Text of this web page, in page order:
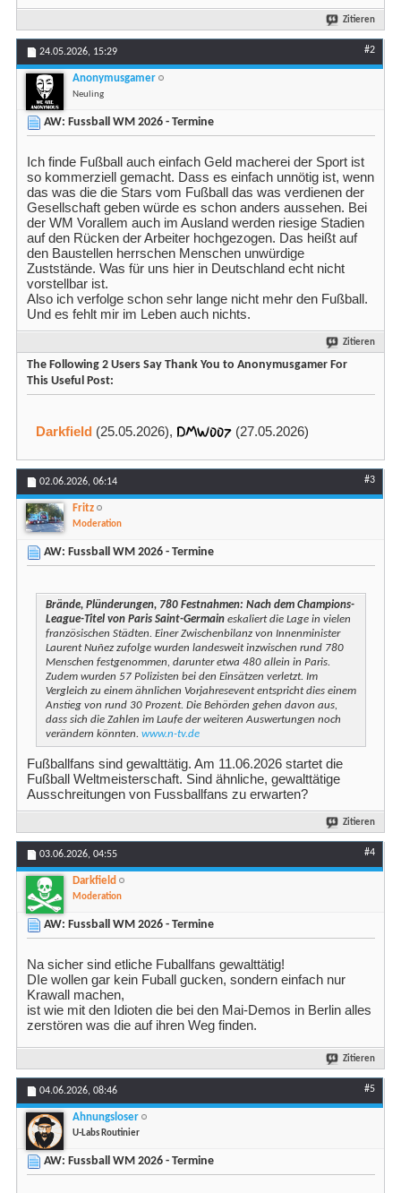
Zitieren
24.05.2026, 15:29 #2
Anonymusgamer
Neuling
AW: Fussball WM 2026 - Termine
Ich finde Fußball auch einfach Geld macherei der Sport ist
so kommerziell gemacht. Dass es einfach unnötig ist, wenn
das was die die Stars vom Fußball das was verdienen der
Gesellschaft geben würde es schon anders aussehen. Bei
der WM Vorallem auch im Ausland werden riesige Stadien
auf den Rücken der Arbeiter hochgezogen. Das heißt auf
den Baustellen herrschen Menschen unwürdige
Zuststände. Was für uns hier in Deutschland echt nicht
vorstellbar ist.
Also ich verfolge schon sehr lange nicht mehr den Fußball.
Und es fehlt mir im Leben auch nichts.
Zitieren
The Following 2 Users Say Thank You to Anonymusgamer For
This Useful Post:
Darkfield (25.05.2026), DMW007 (27.05.2026)
02.06.2026, 06:14 #3
Fritz
Moderation
AW: Fussball WM 2026 - Termine
Brände, Plünderungen, 780 Festnahmen: Nach dem Champions-
League-Titel von Paris Saint-Germain eskaliert die Lage in vielen
französischen Städten. Einer Zwischenbilanz von Innenminister
Laurent Nuñez zufolge wurden landesweit inzwischen rund 780
Menschen festgenommen, darunter etwa 480 allein in Paris.
Zudem wurden 57 Polizisten bei den Einsätzen verletzt. Im
Vergleich zu einem ähnlichen Vorjahresevent entspricht dies einem
Anstieg von rund 30 Prozent. Die Behörden gehen davon aus,
dass sich die Zahlen im Laufe der weiteren Auswertungen noch
verändern könnten. www.n-tv.de
Fußballfans sind gewalttätig. Am 11.06.2026 startet die
Fußball Weltmeisterschaft. Sind ähnliche, gewalttätige
Ausschreitungen von Fussballfans zu erwarten?
Zitieren
03.06.2026, 04:55 #4
Darkfield
Moderation
AW: Fussball WM 2026 - Termine
Na sicher sind etliche Fuballfans gewalttätig!
DIe wollen gar kein Fuball gucken, sondern einfach nur
Krawall machen,
ist wie mit den Idioten die bei den Mai-Demos in Berlin alles
zerstören was die auf ihren Weg finden.
Zitieren
04.06.2026, 08:46 #5
Ahnungsloser
U-Labs Routinier
AW: Fussball WM 2026 - Termine